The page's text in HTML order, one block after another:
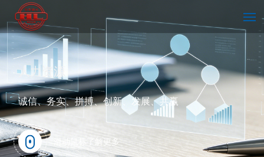
首页
走进海林
人力资源
诚信、务实、拼搏、创新、发展、共赢
滑动鼠标了解更多